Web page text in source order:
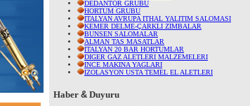
DEDANTÖR GRUBU
HORTUM GRUBU
ITALYAN AVRUPA ITHAL YALITIM SALOMASI
KEMER DELME-ÇARKLI ZIMBALAR
BUNSEN SALOMALAR
ALMAN TAS MASATLAR
ITALYAN 20 BAR HORTUMLAR
DIGER GAZ ALETLERI MALZEMELERI
INCE MAKINA YAGLARI
IZOLASYON USTA TEMEL EL ALETLERI
Haber & Duyuru